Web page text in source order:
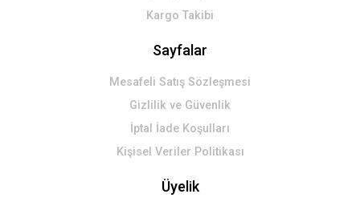
Kargo Takibi
Sayfalar
Mesafeli Satış Sözleşmesi
Gizlilik ve Güvenlik
İptal İade Koşulları
Kişisel Veriler Politikası
Üyelik